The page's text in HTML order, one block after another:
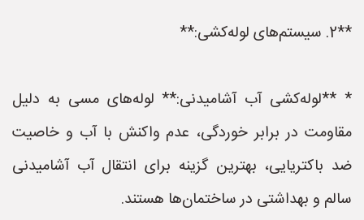
**2. سیستم‌های لوله‌کشی:**
* **لوله‌کشی آب آشامیدنی:** لوله‌های مسی به دلیل
مقاومت در برابر خوردگی، عدم واکنش با آب و خاصیت
ضد باکتریایی، بهترین گزینه برای انتقال آب آشامیدنی
سالم و بهداشتی در ساختمان‌ها هستند.